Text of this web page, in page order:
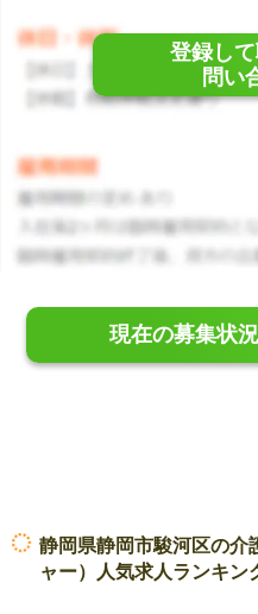
登録し
問い
現在の募集状
静岡県静岡市駿河区の介
ャー）人気求人ランキン